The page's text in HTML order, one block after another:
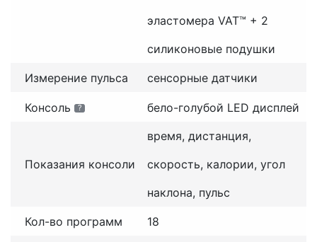
эластомера VAT™ + 2
силиконовые подушки
Измерение пульса сенсорные датчики
Консоль ? бело-голубой LED дисплей
Показания консоли
время, дистанция,
скорость, калории, угол
наклона, пульс
Кол-во программ
18